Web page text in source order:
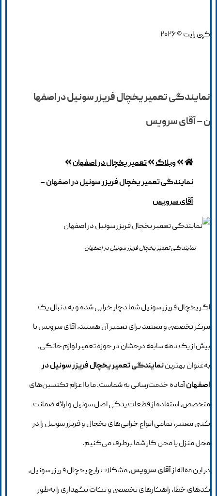
کپی رایت © ۲۰۲۶
نمایندگی تعمیر یخچال فریزر سونیل در اصفها
ن – آقای سرویس
وبلاگ
تعمیر یخچال در اصفهان
نمایندگی تعمیر یخچال فریزر سونیل در اصفهان –
آقای سرویس
نمایندگی تعمیر یخچال فریزر سونیل در اصفهان
اگر یخچال فریزر سونیل شما دچار خرابی شده و به دنبال یک
مرکز تخصصی و معتمد برای تعمیر آن هستید، آقای سرویس با
بیش از یک دهه سابقه درخشان در حوزه تعمیر لوازم خانگی،
به‌عنوان بهتریننمایندگی تعمیر یخچال فریزر سونیل در
اصفهانآماده خدمت‌رسانی به شماست. ما با اعزام تکنسین‌های
متخصص، استفاده از قطعات یدکی اصل سونیل و ارائه ضمانت
کتبی معتبر، تمامی انواع خرابی‌های یخچال و فریزر سونیل را در
محل منزل یا محل کار شما برطرف می‌کنیم.
در این مقاله ازآقای سرویس، مشکلات رایج یخچال فریزر سونیل،
کدهای خطا، راهکارهای تخصصی و نکات نگهداری را به‌طور